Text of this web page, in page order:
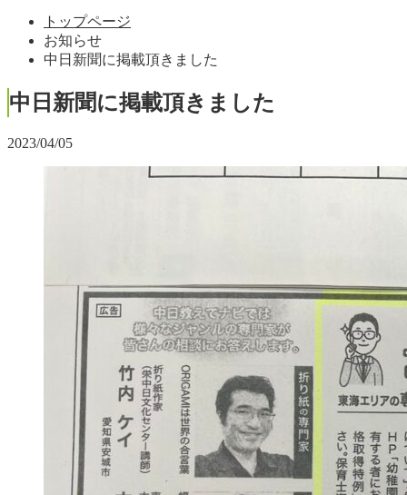
トップページ
お知らせ
中日新聞に掲載頂きました
中日新聞に掲載頂きました
2023/04/05